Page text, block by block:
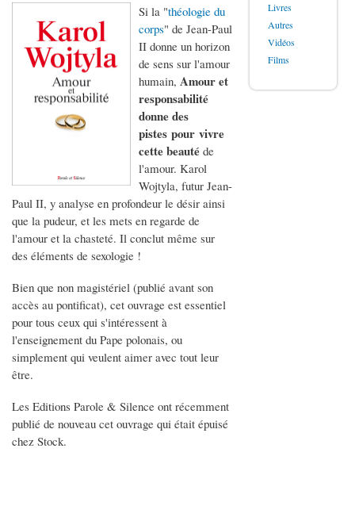
Si la "théologie du
corps" de Jean-Paul
II donne un horizon
de sens sur l'amour
humain, Amour et
responsabilité
donne des
pistes pour vivre
cette beauté de
l'amour. Karol
Wojtyla, futur Jean-
Paul II, y analyse en profondeur le désir ainsi
que la pudeur, et les mets en regarde de
l'amour et la chasteté. Il conclut même sur
des éléments de sexologie !
Bien que non magistériel (publié avant son
accès au pontificat), cet ouvrage est essentiel
pour tous ceux qui s'intéressent à
l'enseignement du Pape polonais, ou
simplement qui veulent aimer avec tout leur
être.
Les Editions Parole & Silence ont récemment
publié de nouveau cet ouvrage qui était épuisé
chez Stock.
Livres
Autres
Vidéos
Films